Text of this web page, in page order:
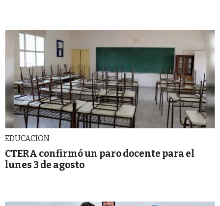
EDUCACION
CTERA confirmó un paro docente para el
lunes 3 de agosto